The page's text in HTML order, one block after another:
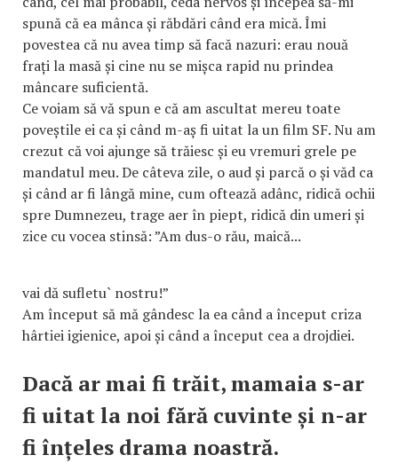
spună că ea mânca și răbdări când era mică. Îmi
povestea că nu avea timp să facă nazuri: erau nouă
frați la masă și cine nu se mișca rapid nu prindea
mâncare suficientă.
Ce voiam să vă spun e că am ascultat mereu toate
poveștile ei ca și când m-aș fi uitat la un film SF. Nu am
crezut că voi ajunge să trăiesc și eu vremuri grele pe
mandatul meu. De câteva zile, o aud și parcă o și văd ca
și când ar fi lângă mine, cum oftează adânc, ridică ochii
spre Dumnezeu, trage aer în piept, ridică din umeri și
zice cu vocea stinsă: ”Am dus-o rău, maică...
vai dă sufletu` nostru!”
Am început să mă gândesc la ea când a început criza
hârtiei igienice, apoi și când a început cea a drojdiei.
Dacă ar mai fi trăit, mamaia s-ar
fi uitat la noi fără cuvinte și n-ar
fi înțeles drama noastră.